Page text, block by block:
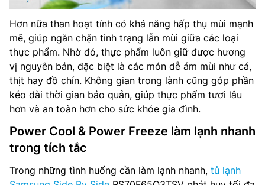
Hơn nữa than hoạt tính có khả năng hấp thụ mùi mạnh
mẽ, giúp ngăn chặn tình trạng lẫn mùi giữa các loại
thực phẩm. Nhờ đó, thực phẩm luôn giữ được hương
vị nguyên bản, đặc biệt là các món dễ ám mùi như cá,
thịt hay đồ chín. Không gian trong lành cũng góp phần
kéo dài thời gian bảo quản, giúp thực phẩm tươi lâu
hơn và an toàn hơn cho sức khỏe gia đình.
Power Cool & Power Freeze làm lạnh nhanh
trong tích tắc
Trong những tình huống cần làm lạnh nhanh, tủ lạnh